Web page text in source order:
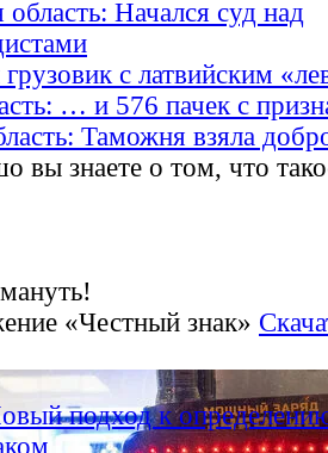
область: Начался суд над
с латвийским
… и 576 пачек с
Таможня взяла
вы знаете о том, что
«Честный знак»
подход к